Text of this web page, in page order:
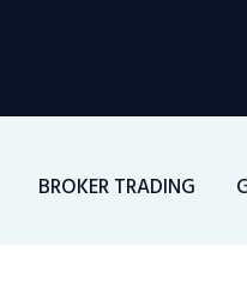
BROKER TRADING
Investimenti
Borsa